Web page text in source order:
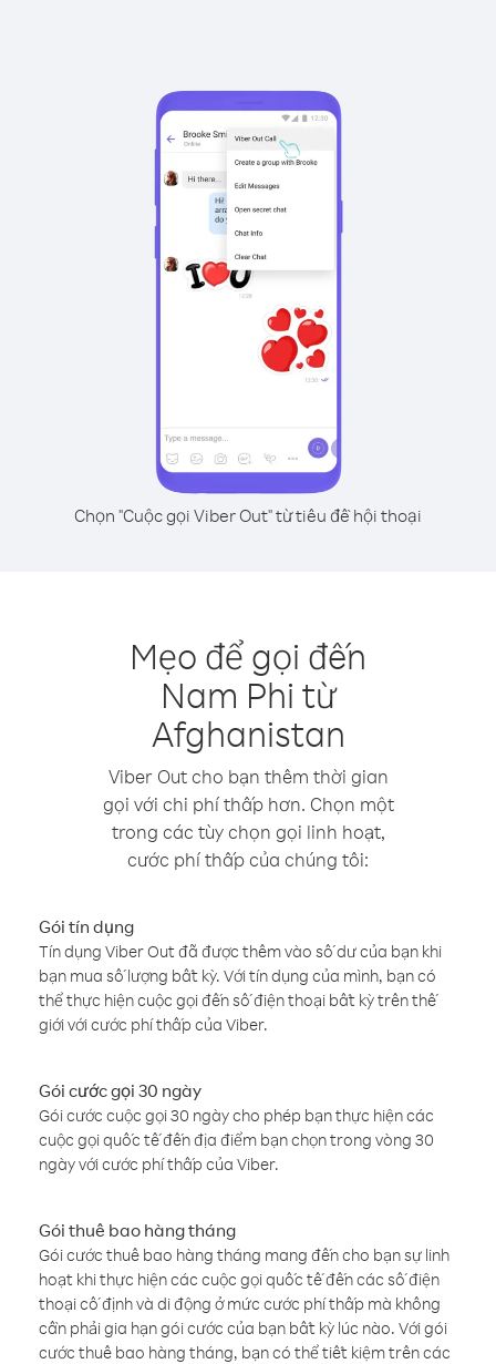
Chọn "Cuộc gọi Viber Out" từ tiêu đề hội thoại
Mẹo để gọi đến
Nam Phi từ
Afghanistan
Viber Out cho bạn thêm thời gian
gọi với chi phí thấp hơn. Chọn một
trong các tùy chọn gọi linh hoạt,
cước phí thấp của chúng tôi:
Gói tín dụng
Tín dụng Viber Out đã được thêm vào số dư của bạn khi
bạn mua số lượng bất kỳ. Với tín dụng của mình, bạn có
thể thực hiện cuộc gọi đến số điện thoại bất kỳ trên thế
giới với cước phí thấp của Viber.
Gói cước gọi 30 ngày
Gói cước cuộc gọi 30 ngày cho phép bạn thực hiện các
cuộc gọi quốc tế đến địa điểm bạn chọn trong vòng 30
ngày với cước phí thấp của Viber.
Gói thuê bao hàng tháng
Gói cước thuê bao hàng tháng mang đến cho bạn sự linh
hoạt khi thực hiện các cuộc gọi quốc tế đến các số điện
thoại cố định và di động ở mức cước phí thấp mà không
cần phải gia hạn gói cước của bạn bất kỳ lúc nào. Với gói
cước thuê bao hàng tháng, bạn có thể tiết kiệm trên các